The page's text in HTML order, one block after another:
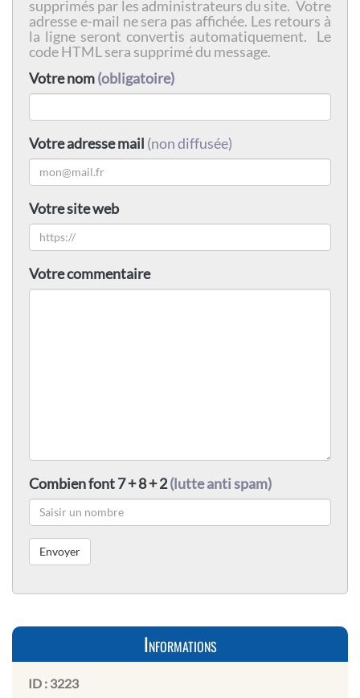
supprimés par les administrateurs du site. Votre
adresse e-mail ne sera pas affichée. Les retours à
la ligne seront convertis automatiquement. Le
code HTML sera supprimé du message.
Votre nom(obligatoire)
Votre adresse mail (non diffusée)
Votre site web
Votre commentaire
Combien font 7 + 8 + 2(lutte anti spam)
Informations
ID : 3223